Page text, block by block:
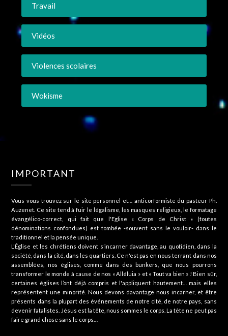
Travail
Vidéos
Violences scolaires
Wokisme
IMPORTANT
Vous vous trouvez sur le site personnel et… anticorformiste du pasteur Ph.
Auzenet. Ce site tend à fuir le légalisme, les masques religieux, le formatage
évangélico-correct, qui fait que l'Eglise « Corps de Christ » (toutes
dénominations confondues) est tombée -souvent sans le vouloir- dans le
traditionnel et la pensée unique.
L'Église et les chrétiens doivent s’incarner davantage, au quotidien, dans la
société, dans la cité, dans les quartiers. Ce n'est pas en nous terrant dans nos
assemblées, nos églises, comme dans des bunkers, que nous pourrons
transformer le monde à cause de nos « Alléluia » et « Tout va bien » ! Bien sûr,
certaines églises l’ont déjà compris et l'appliquent hautement… mais elles
représentent une minorité. Nous devons davantage nous incarner, et être
présents dans la plupart des événements de notre cité, de notre pays, sans
devenir fatalistes. Jésus est la tête, nous sommes le corps. La tête ne peut pas
faire grand chose sans le corps…